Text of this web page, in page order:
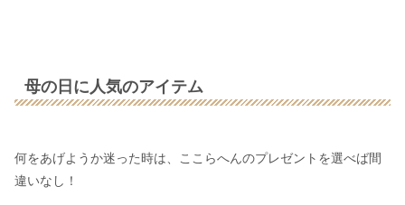
母の日に人気のアイテム
何をあげようか迷った時は、ここらへんのプレゼントを選べば間
違いなし！